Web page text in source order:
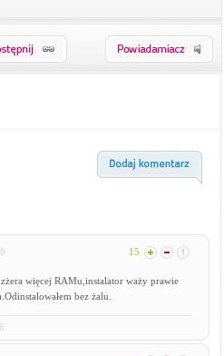
15
więcej RAMu,instalator waży prawie
bez żalu.